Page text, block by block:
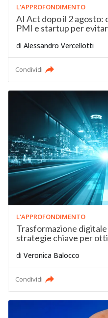
L'APPROFONDIMENTO
AI Act dopo il 2 agosto:
PMI e startup per
di Alessandro Vercellotti
Condividi
L'APPROFONDIMENTO
Trasformazione
strategie chiave per
di Veronica Balocco
Condividi